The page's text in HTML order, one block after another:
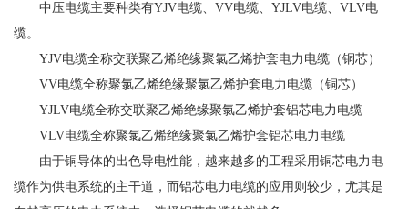
中压电缆主要种类有YJV电缆、VV电缆、YJLV电缆、VLV电
缆。
YJV电缆全称交联聚乙烯绝缘聚氯乙烯护套电力电缆（铜芯）
VV电缆全称聚氯乙烯绝缘聚氯乙烯护套电力电缆（铜芯）
YJLV电缆全称交联聚乙烯绝缘聚氯乙烯护套铝芯电力电缆
VLV电缆全称聚氯乙烯绝缘聚氯乙烯护套铝芯电力电缆
由于铜导体的出色导电性能，越来越多的工程采用铜芯电力电
缆作为供电系统的主干道，而铝芯电力电缆的应用则较少，尤其是